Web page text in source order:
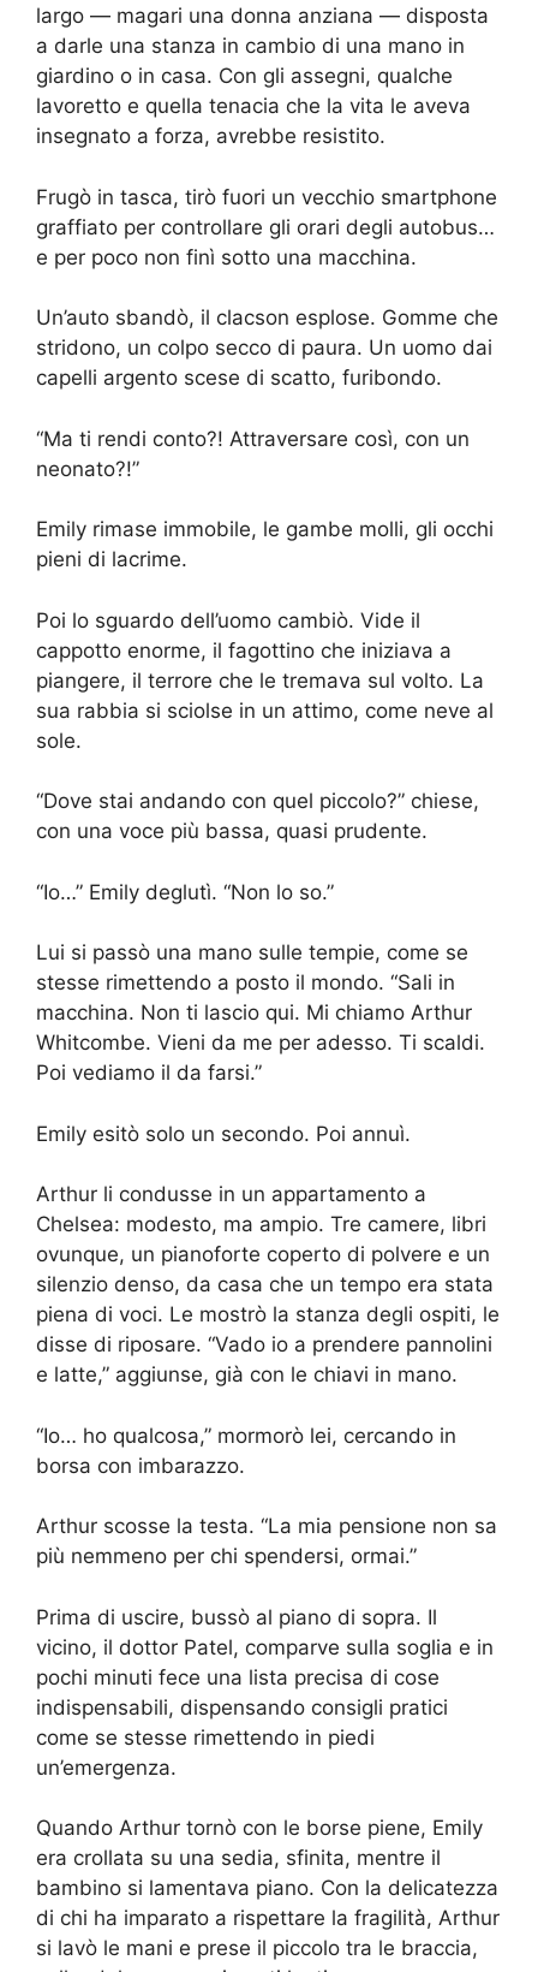
largo — magari una donna anziana — disposta
a darle una stanza in cambio di una mano in
giardino o in casa. Con gli assegni, qualche
lavoretto e quella tenacia che la vita le aveva
insegnato a forza, avrebbe resistito.
Frugò in tasca, tirò fuori un vecchio smartphone
graffiato per controllare gli orari degli autobus…
e per poco non finì sotto una macchina.
Un’auto sbandò, il clacson esplose. Gomme che
stridono, un colpo secco di paura. Un uomo dai
capelli argento scese di scatto, furibondo.
“Ma ti rendi conto?! Attraversare così, con un
neonato?!”
Emily rimase immobile, le gambe molli, gli occhi
pieni di lacrime.
Poi lo sguardo dell’uomo cambiò. Vide il
cappotto enorme, il fagottino che iniziava a
piangere, il terrore che le tremava sul volto. La
sua rabbia si sciolse in un attimo, come neve al
sole.
“Dove stai andando con quel piccolo?” chiese,
con una voce più bassa, quasi prudente.
“Io…” Emily deglutì. “Non lo so.”
Lui si passò una mano sulle tempie, come se
stesse rimettendo a posto il mondo. “Sali in
macchina. Non ti lascio qui. Mi chiamo Arthur
Whitcombe. Vieni da me per adesso. Ti scaldi.
Poi vediamo il da farsi.”
Emily esitò solo un secondo. Poi annuì.
Arthur li condusse in un appartamento a
Chelsea: modesto, ma ampio. Tre camere, libri
ovunque, un pianoforte coperto di polvere e un
silenzio denso, da casa che un tempo era stata
piena di voci. Le mostrò la stanza degli ospiti, le
disse di riposare. “Vado io a prendere pannolini
e latte,” aggiunse, già con le chiavi in mano.
“Io… ho qualcosa,” mormorò lei, cercando in
borsa con imbarazzo.
Arthur scosse la testa. “La mia pensione non sa
più nemmeno per chi spendersi, ormai.”
Prima di uscire, bussò al piano di sopra. Il
vicino, il dottor Patel, comparve sulla soglia e in
pochi minuti fece una lista precisa di cose
indispensabili, dispensando consigli pratici
come se stesse rimettendo in piedi
un’emergenza.
Quando Arthur tornò con le borse piene, Emily
era crollata su una sedia, sfinita, mentre il
bambino si lamentava piano. Con la delicatezza
di chi ha imparato a rispettare la fragilità, Arthur
si lavò le mani e prese il piccolo tra le braccia,